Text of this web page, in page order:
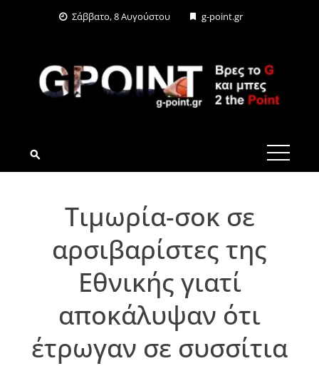
Σάββατο, 8 Αυγούστου g-point.gr
G-POINT.GR
Τιμωρία-σοκ σε
αρσιβαρίστες της
Εθνικής γιατί
αποκάλυψαν ότι
έτρωγαν σε συσσίτια